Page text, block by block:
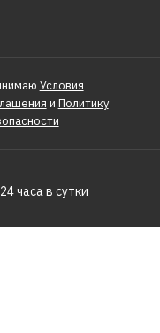
Условия
и Политику
часа в сутки